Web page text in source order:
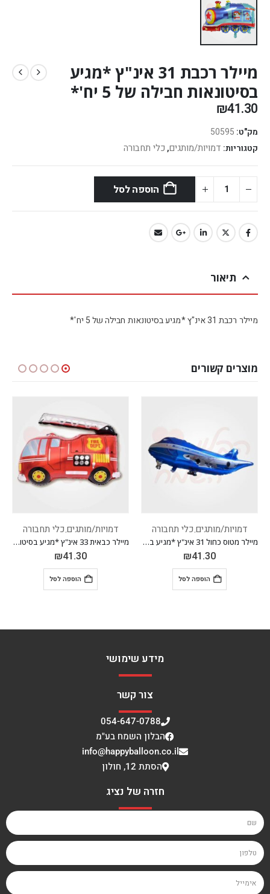
מיילר רכבת 31 אינ"ץ *מגיע
בסיטונאות חבילה של 5 יח'*
₪41.30
מק"ט: 50595
קטגוריות: דמויות/מותגים, כלי תחבורה
הוספה לסל
תיאור
מיילר רכבת 31 אינ"ץ *מגיע בסיטונאות חבילה של 5 יח'*
מוצרים קשורים
דמויות/מותגים,כלי תחבורה
מיילר מטוס כחול 31 אינ"ץ *מגיע בסיטונאות חבילה של 5 יח'*
₪41.30
הוספה לסל
דמויות/מותגים,כלי תחבורה
מיילר כבאית 33 אינ"ץ *מגיע בסיטונאות חבילה של 5 יח'*
₪41.30
הוספה לסל
מידע שימושי
צור קשר
054-647-0788
הבלון השמח בע"מ
info@happyballoon.co.il
הסתת 12, חולון
חזרה של נציג